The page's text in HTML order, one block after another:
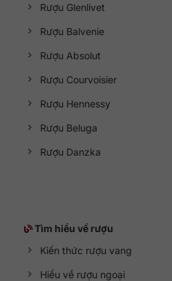
Rượu Glenlivet
Rượu Balvenie
Rượu Absolut
Rượu Courvoisier
Rượu Hennessy
Rượu Beluga
Rượu Danzka
Tìm hiểu về rượu
Kiến thức rượu vang
Hiểu về rượu ngoại